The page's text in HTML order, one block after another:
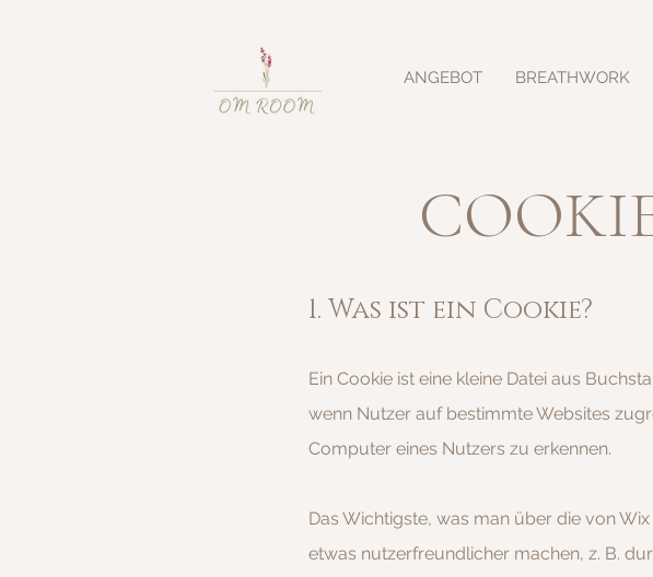
ANGEBOT BREATHWORK
1. Was ist ein Cookie?
Ein Cookie ist eine kleine Datei aus
wenn Nutzer auf bestimmte Websites
Computer eines Nutzers zu erkennen.
Das Wichtigste, was man über die von
etwas nutzerfreundlicher machen, z. B.